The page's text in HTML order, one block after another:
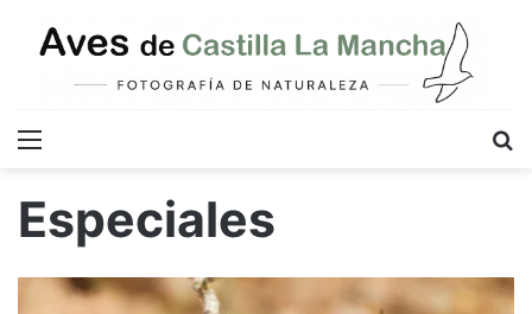
Menú
Especiales